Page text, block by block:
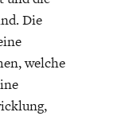
Die
welche